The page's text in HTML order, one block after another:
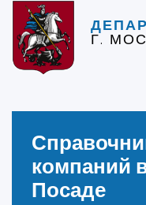
Г.
компаний
Посаде